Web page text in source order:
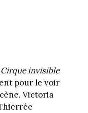
invisible
pour le voir
Victoria